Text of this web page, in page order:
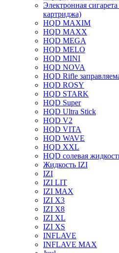
Электронная
картриджа)
HQD MAXIM
HQD MAXX
HQD MEGA
HQD MELO
HQD MINI
HQD NOVA
HQD Rifle
HQD ROSY
HQD STARK
HQD Super
HQD Ultra Stick
HQD V2
HQD VITA
HQD WAVE
HQD XXL
HQD солевая
Жидкость IZI
IZI
IZI LIT
IZI MAX
IZI X3
IZI X8
IZI XL
IZI XS
INFLAVE
INFLAVE MAX